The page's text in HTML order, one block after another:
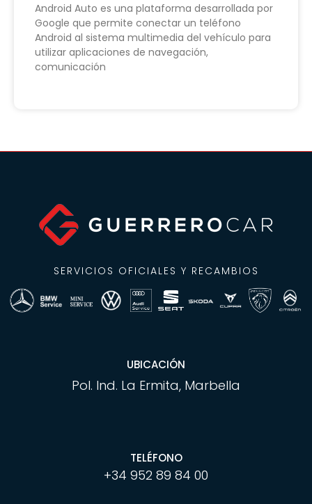
Android Auto es una plataforma desarrollada por
Google que permite conectar un teléfono
Android al sistema multimedia del vehículo para
utilizar aplicaciones de navegación,
comunicación
SERVICIOS OFICIALES Y RECAMBIOS
UBICACIÓN
Pol. Ind. La Ermita, Marbella
TELÉFONO
+34 952 89 84 00